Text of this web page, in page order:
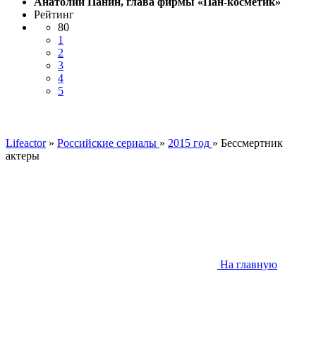
Рейтинг
80
1
2
3
4
5
Lifeactor» Российские сериалы » 2015 год » Бессмертник
актеры
На главную